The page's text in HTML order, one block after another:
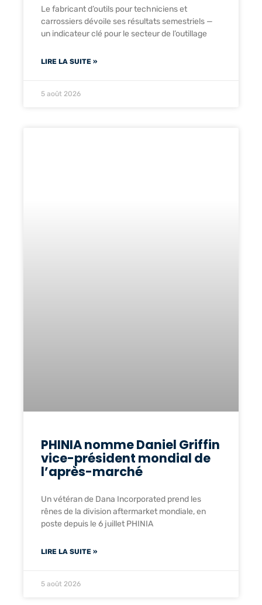
Le fabricant d’outils pour techniciens et
carrossiers dévoile ses résultats semestriels —
un indicateur clé pour le secteur de l’outillage
LIRE LA SUITE »
5 août 2026
PHINIA nomme Daniel Griffin
vice-président mondial de
l’après-marché
Un vétéran de Dana Incorporated prend les
rênes de la division aftermarket mondiale, en
poste depuis le 6 juillet PHINIA
LIRE LA SUITE »
5 août 2026